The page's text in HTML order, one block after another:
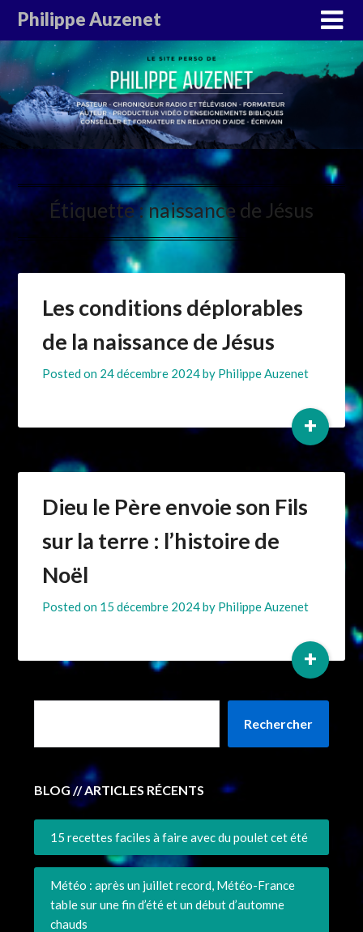
Philippe Auzenet
Étiquette :naissance de Jésus
Les conditions déplorables
de la naissance de Jésus
Posted on 24 décembre 2024by Philippe Auzenet
+
Dieu le Père envoie son Fils
sur la terre : l’histoire de
Noël
Posted on 15 décembre 2024by Philippe Auzenet
+
Rechercher
BLOG // ARTICLES RÉCENTS
15 recettes faciles à faire avec du poulet cet été
Météo : après un juillet record, Météo-France
table sur une fin d’été et un début d’automne
chauds